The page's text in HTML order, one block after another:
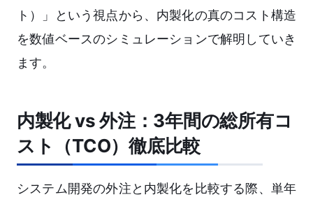
ト）」という視点から、内製化の真のコスト構造
を数値ベースのシミュレーションで解明していき
ます。
内製化 vs 外注：3年間の総所有コ
スト（TCO）徹底比較
システム開発の外注と内製化を比較する際、単年